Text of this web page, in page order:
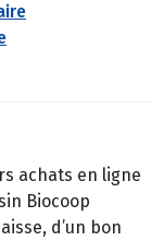
achats en ligne
Biocoop
d’un bon